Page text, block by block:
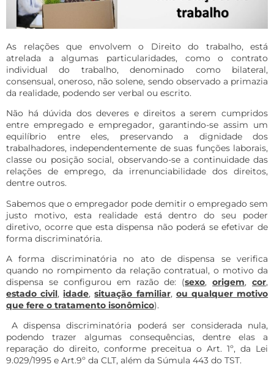
As relações que envolvem o Direito do trabalho, está
atrelada a algumas particularidades, como o contrato
individual do trabalho, denominado como bilateral,
consensual, oneroso, não solene, sendo observado a primazia
da realidade, podendo ser verbal ou escrito.
Não há dúvida dos deveres e direitos a serem cumpridos
entre empregado e empregador, garantindo-se assim um
equilíbrio entre eles, preservando a dignidade dos
trabalhadores, independentemente de suas funções laborais,
classe ou posição social, observando-se a continuidade das
relações de emprego, da irrenunciabilidade dos direitos,
dentre outros.
Sabemos que o empregador pode demitir o empregado sem
justo motivo, esta realidade está dentro do seu poder
diretivo, ocorre que esta dispensa não poderá se efetivar de
forma discriminatória.
A forma discriminatória no ato de dispensa se verifica
quando no rompimento da relação contratual, o motivo da
dispensa se configurou em razão de: (sexo,origem, cor,
estado civil,idade,situação familiar, ou qualquer motivo
que fere o tratamento isonômico).
A dispensa discriminatória poderá ser considerada nula,
podendo trazer algumas consequências, dentre elas a
reparação do direito, conforme preceitua o Art. 1º, da Lei
9.029/1995 e Art.9º da CLT, além da Súmula 443 do TST.